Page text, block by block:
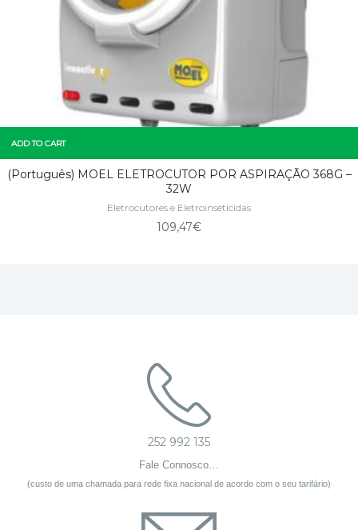
ADD TO CART
(Português) MOEL ELETROCUTOR POR ASPIRAÇÃO 368G –
32W
Eletrocutores e Eletroinseticidas
109,47€
252 992 135
Fale Connosco…
(custo de uma chamada para rede fixa nacional de acordo com o seu tarifário)